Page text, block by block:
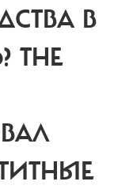
В